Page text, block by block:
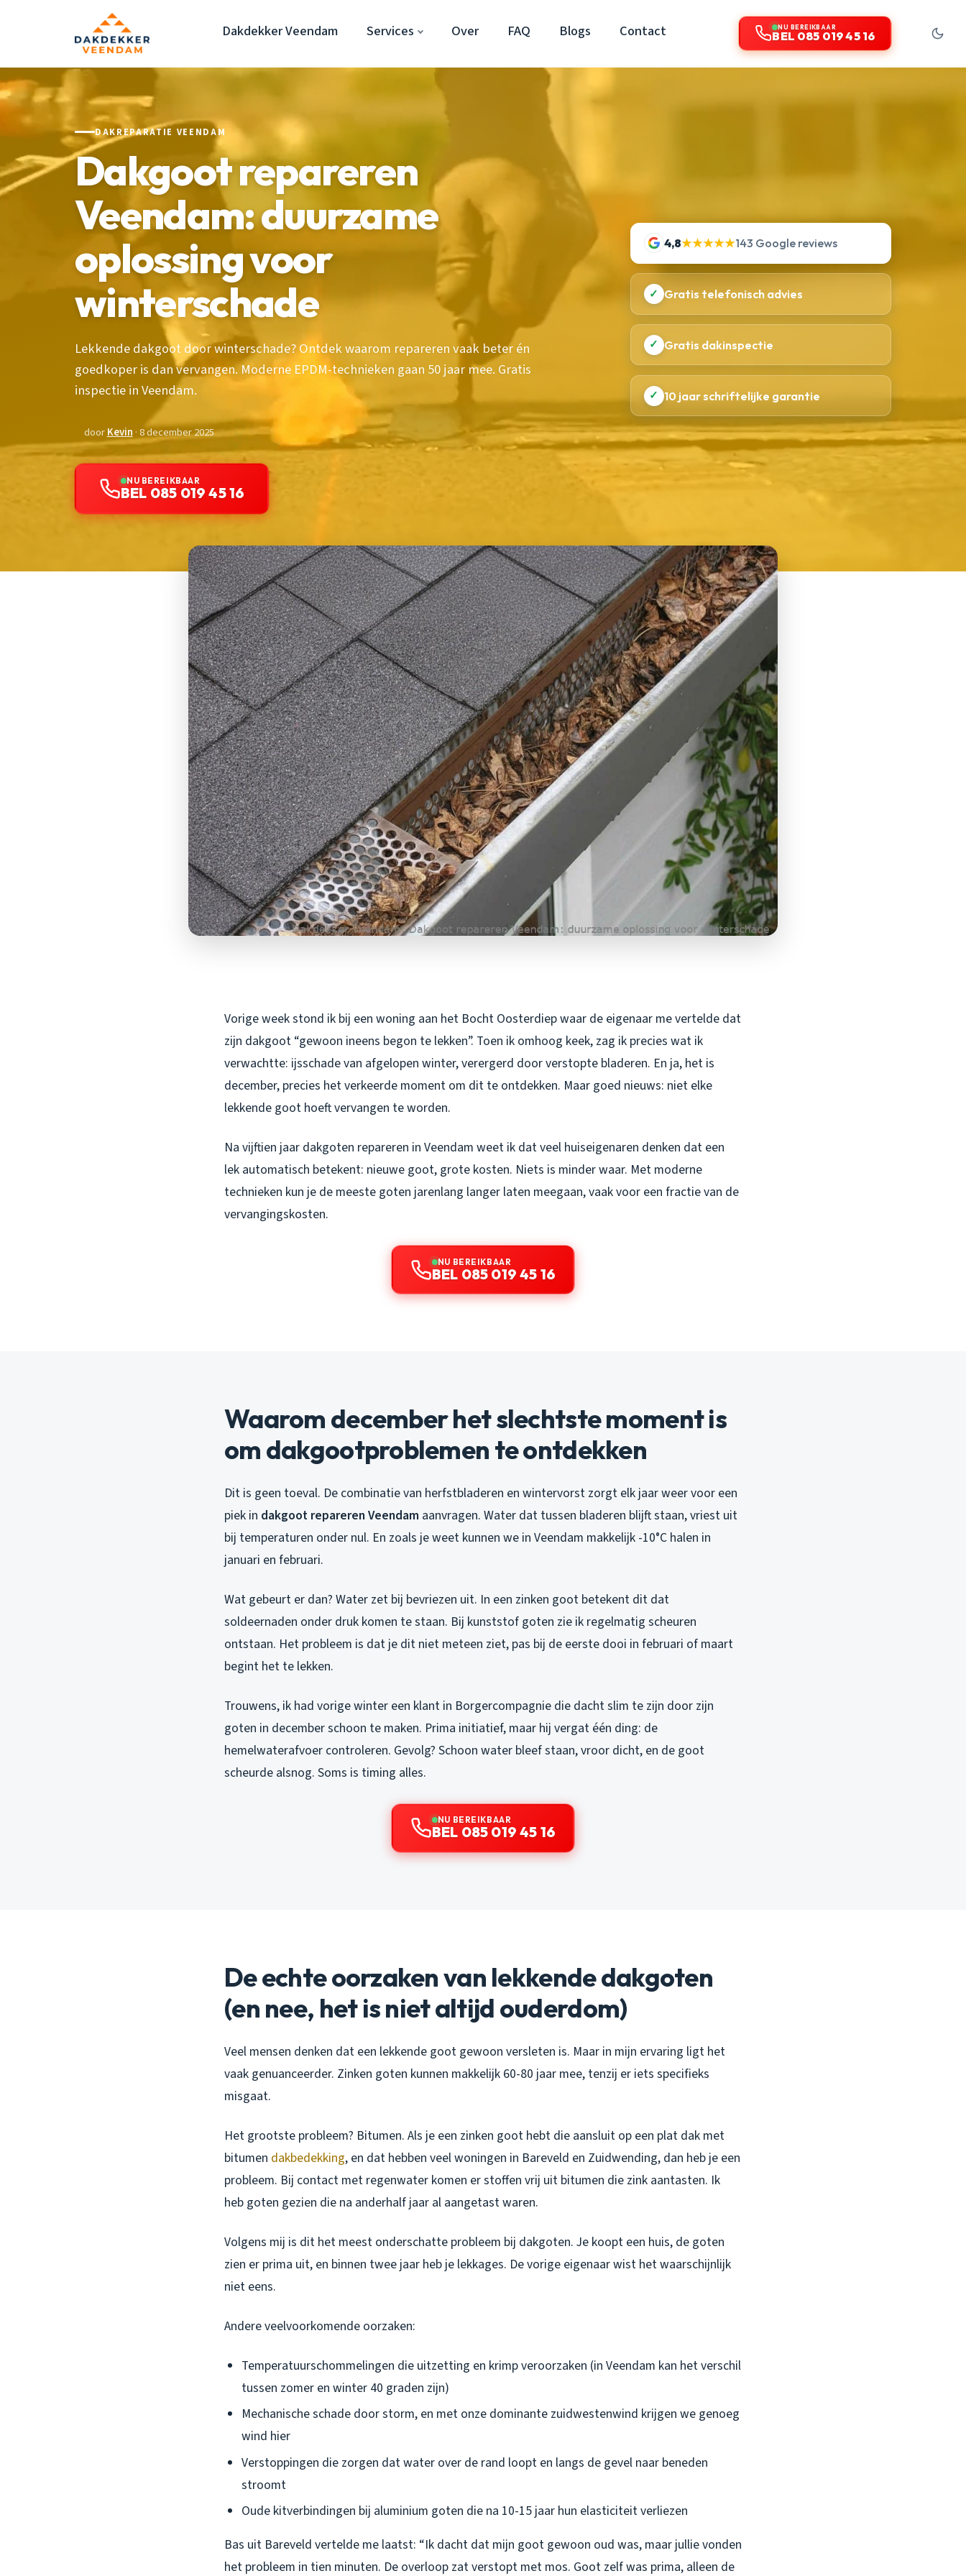
Dakdekker Veendam Services Over FAQ Blogs Contact NU BEREIKBAAR
BEL 085 019 45 16
DAKREPARATIE VEENDAM
Dakgoot repareren
Veendam: duurzame
oplossing voor
winterschade
Lekkende dakgoot door winterschade? Ontdek waarom repareren vaak beter én
goedkoper is dan vervangen. Moderne EPDM-technieken gaan 50 jaar mee. Gratis
inspectie in Veendam.
doorKevin · 8 december 2025
NU BEREIKBAAR
BEL 085 019 45 16
4,8★★★★★143 Google reviews
✓ Gratis telefonisch advies
✓ Gratis dakinspectie
✓ 10 jaar schriftelijke garantie
Vorige week stond ik bij een woning aan het Bocht Oosterdiep waar de eigenaar me vertelde dat
zijn dakgoot “gewoon ineens begon te lekken”. Toen ik omhoog keek, zag ik precies wat ik
verwachtte: ijsschade van afgelopen winter, verergerd door verstopte bladeren. En ja, het is
december, precies het verkeerde moment om dit te ontdekken. Maar goed nieuws: niet elke
lekkende goot hoeft vervangen te worden.
Na vijftien jaar dakgoten repareren in Veendam weet ik dat veel huiseigenaren denken dat een
lek automatisch betekent: nieuwe goot, grote kosten. Niets is minder waar. Met moderne
technieken kun je de meeste goten jarenlang langer laten meegaan, vaak voor een fractie van de
vervangingskosten.
NU BEREIKBAAR
BEL 085 019 45 16
Waarom december het slechtste moment is
om dakgootproblemen te ontdekken
Dit is geen toeval. De combinatie van herfstbladeren en wintervorst zorgt elk jaar weer voor een
piek in dakgoot repareren Veendam aanvragen. Water dat tussen bladeren blijft staan, vriest uit
bij temperaturen onder nul. En zoals je weet kunnen we in Veendam makkelijk -10°C halen in
januari en februari.
Wat gebeurt er dan? Water zet bij bevriezen uit. In een zinken goot betekent dit dat
soldeernaden onder druk komen te staan. Bij kunststof goten zie ik regelmatig scheuren
ontstaan. Het probleem is dat je dit niet meteen ziet, pas bij de eerste dooi in februari of maart
begint het te lekken.
Trouwens, ik had vorige winter een klant in Borgercompagnie die dacht slim te zijn door zijn
goten in december schoon te maken. Prima initiatief, maar hij vergat één ding: de
hemelwaterafvoer controleren. Gevolg? Schoon water bleef staan, vroor dicht, en de goot
scheurde alsnog. Soms is timing alles.
NU BEREIKBAAR
BEL 085 019 45 16
De echte oorzaken van lekkende dakgoten
(en nee, het is niet altijd ouderdom)
Veel mensen denken dat een lekkende goot gewoon versleten is. Maar in mijn ervaring ligt het
vaak genuanceerder. Zinken goten kunnen makkelijk 60-80 jaar mee, tenzij er iets specifieks
misgaat.
Het grootste probleem? Bitumen. Als je een zinken goot hebt die aansluit op een plat dak met
bitumen dakbedekking, en dat hebben veel woningen in Bareveld en Zuidwending, dan heb je een
probleem. Bij contact met regenwater komen er stoffen vrij uit bitumen die zink aantasten. Ik
heb goten gezien die na anderhalf jaar al aangetast waren.
Volgens mij is dit het meest onderschatte probleem bij dakgoten. Je koopt een huis, de goten
zien er prima uit, en binnen twee jaar heb je lekkages. De vorige eigenaar wist het waarschijnlijk
niet eens.
Andere veelvoorkomende oorzaken:
Temperatuurschommelingen die uitzetting en krimp veroorzaken (in Veendam kan het verschil
tussen zomer en winter 40 graden zijn)
Mechanische schade door storm, en met onze dominante zuidwestenwind krijgen we genoeg
wind hier
Verstoppingen die zorgen dat water over de rand loopt en langs de gevel naar beneden
stroomt
Oude kitverbindingen bij aluminium goten die na 10-15 jaar hun elasticiteit verliezen
Bas uit Bareveld vertelde me laatst: “Ik dacht dat mijn goot gewoon oud was, maar jullie vonden
het probleem in tien minuten. De overloop zat verstopt met mos. Goot zelf was prima, alleen de